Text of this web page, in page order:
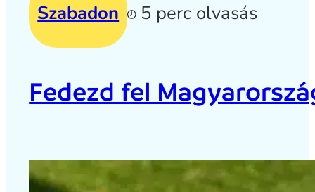
Szabadon 5 perc olvasás
Fedezd fel